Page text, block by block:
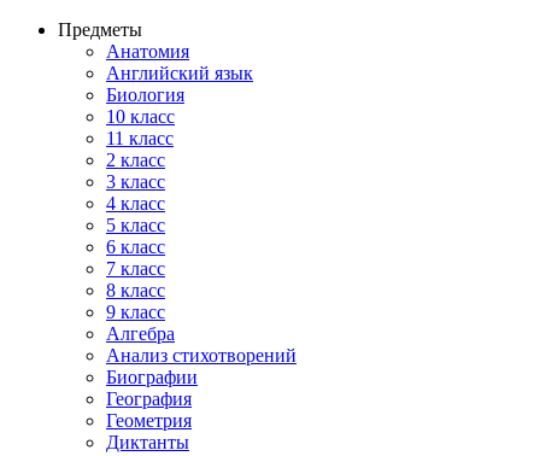
Предметы
Анатомия
Английский язык
Биология
10 класс
11 класс
2 класс
3 класс
4 класс
5 класс
6 класс
7 класс
8 класс
9 класс
Алгебра
Анализ стихотворений
Биографии
География
Геометрия
Диктанты